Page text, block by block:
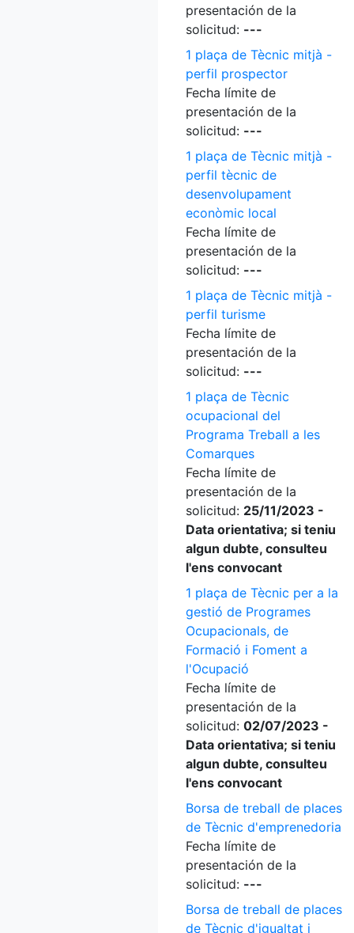
presentación de la
solicitud: ---
1 plaça de Tècnic mitjà -
perfil prospector
Fecha límite de
presentación de la
solicitud: ---
1 plaça de Tècnic mitjà -
perfil tècnic de
desenvolupament
econòmic local
Fecha límite de
presentación de la
solicitud: ---
1 plaça de Tècnic mitjà -
perfil turisme
Fecha límite de
presentación de la
solicitud: ---
1 plaça de Tècnic
ocupacional del
Programa Treball a les
Comarques
Fecha límite de
presentación de la
solicitud: 25/11/2023 -
Data orientativa; si teniu
algun dubte, consulteu
l'ens convocant
1 plaça de Tècnic per a la
gestió de Programes
Ocupacionals, de
Formació i Foment a
l'Ocupació
Fecha límite de
presentación de la
solicitud: 02/07/2023 -
Data orientativa; si teniu
algun dubte, consulteu
l'ens convocant
Borsa de treball de places
de Tècnic d'emprenedoria
Fecha límite de
presentación de la
solicitud: ---
Borsa de treball de places
de Tècnic d'igualtat i